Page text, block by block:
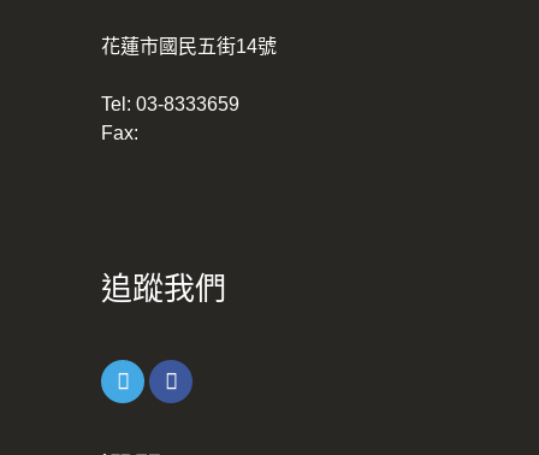
花蓮市國民五街14號
Tel: 03-8333659
Fax:
追蹤我們